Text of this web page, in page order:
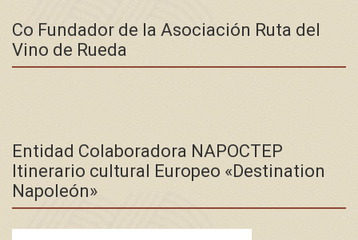
Co Fundador de la Asociación Ruta del
Vino de Rueda
Entidad Colaboradora NAPOCTEP
Itinerario cultural Europeo «Destination
Napoleón»